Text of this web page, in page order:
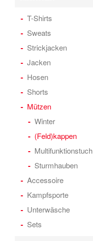
T-Shirts
Sweats
Strickjacken
Jacken
Hosen
Shorts
Mützen
Winter
(Feld)kappen
Multifunktionstuch
Sturmhauben
Accessoire
Kampfsporte
Unterwäsche
Sets